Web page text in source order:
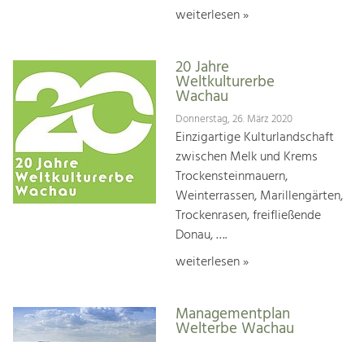
weiterlesen »
20 Jahre
Weltkulturerbe
Wachau
Donnerstag, 26. März 2020
Einzigartige Kulturlandschaft
zwischen Melk und Krems
Trockensteinmauern,
Weinterrassen, Marillengärten,
Trockenrasen, freifließende
Donau, ….
weiterlesen »
Managementplan
Welterbe Wachau